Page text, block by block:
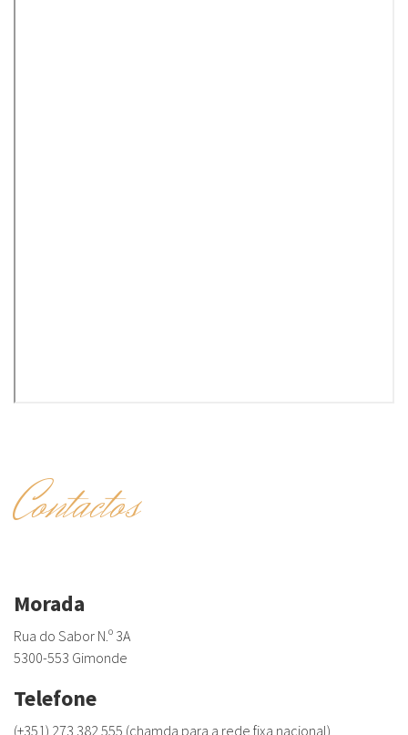
Contactos
Morada
Rua do Sabor N.º 3A
5300-553 Gimonde
Telefone
(+351) 273 382 555 (chamda para a rede fixa nacional)